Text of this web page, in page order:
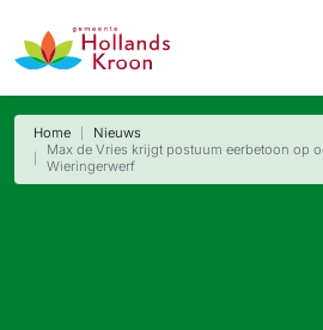
Home
Nieuws
Max de Vries krijgt postuum eerbetoon op
Wieringerwerf